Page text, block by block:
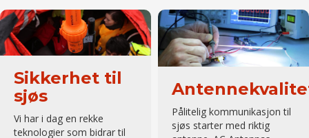
Sikkerhet til
sjøs
Vi har i dag en rekke
teknologier som bidrar til
Pålitelig kommunikasjon til
sjøs starter med riktig